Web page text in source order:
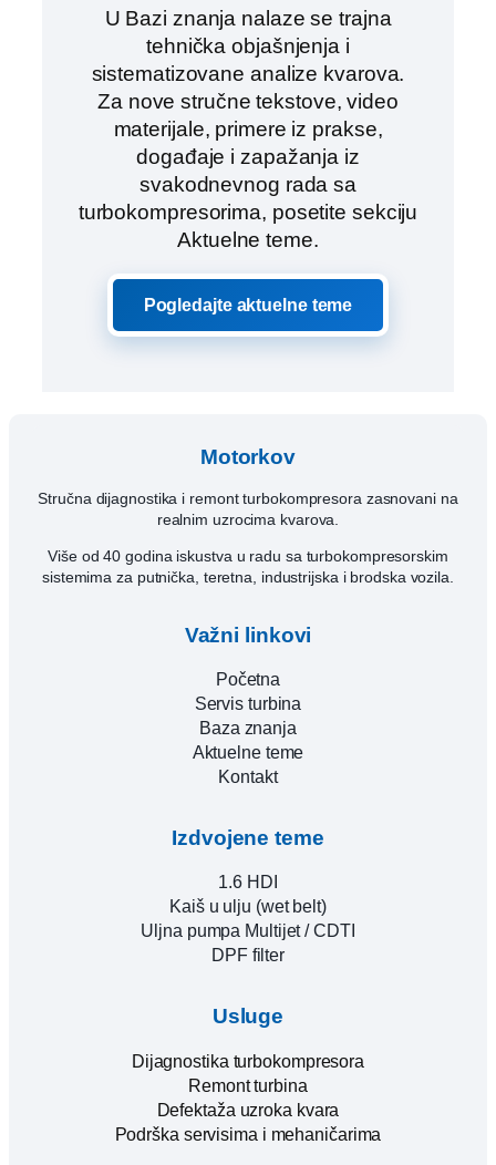
U Bazi znanja nalaze se trajna
tehnička objašnjenja i
sistematizovane analize kvarova.
Za nove stručne tekstove, video
materijale, primere iz prakse,
događaje i zapažanja iz
svakodnevnog rada sa
turbokompresorima, posetite sekciju
Aktuelne teme.
Pogledajte aktuelne teme
Motorkov
Stručna dijagnostika i remont turbokompresora zasnovani na
realnim uzrocima kvarova.
Više od 40 godina iskustva u radu sa turbokompresorskim
sistemima za putnička, teretna, industrijska i brodska vozila.
Važni linkovi
Početna
Servis turbina
Baza znanja
Aktuelne teme
Kontakt
Izdvojene teme
1.6 HDI
Kaiš u ulju (wet belt)
Uljna pumpa Multijet / CDTI
DPF filter
Usluge
Dijagnostika turbokompresora
Remont turbina
Defektaža uzroka kvara
Podrška servisima i mehaničarima